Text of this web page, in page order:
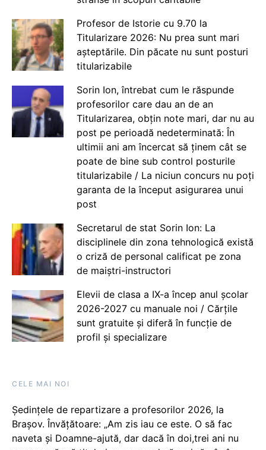
Profesor de Istorie cu 9.70 la
Titularizare 2026: Nu prea sunt mari
așteptările. Din păcate nu sunt posturi
titularizabile
Sorin Ion, întrebat cum le răspunde
profesorilor care dau an de an
Titularizarea, obțin note mari, dar nu au
post pe perioadă nedeterminată: În
ultimii ani am încercat să ținem cât se
poate de bine sub control posturile
titularizabile / La niciun concurs nu poți
garanta de la început asigurarea unui
post
Secretarul de stat Sorin Ion: La
disciplinele din zona tehnologică există
o criză de personal calificat pe zona
de maiștri-instructori
Elevii de clasa a IX-a încep anul școlar
2026-2027 cu manuale noi / Cărțile
sunt gratuite și diferă în funcție de
profil și specializare
CELE MAI NOI
Ședințele de repartizare a profesorilor 2026, la
Brașov. Învățătoare: „Am zis iau ce este. O să fac
naveta și Doamne-ajută, dar dacă în doi,trei ani nu